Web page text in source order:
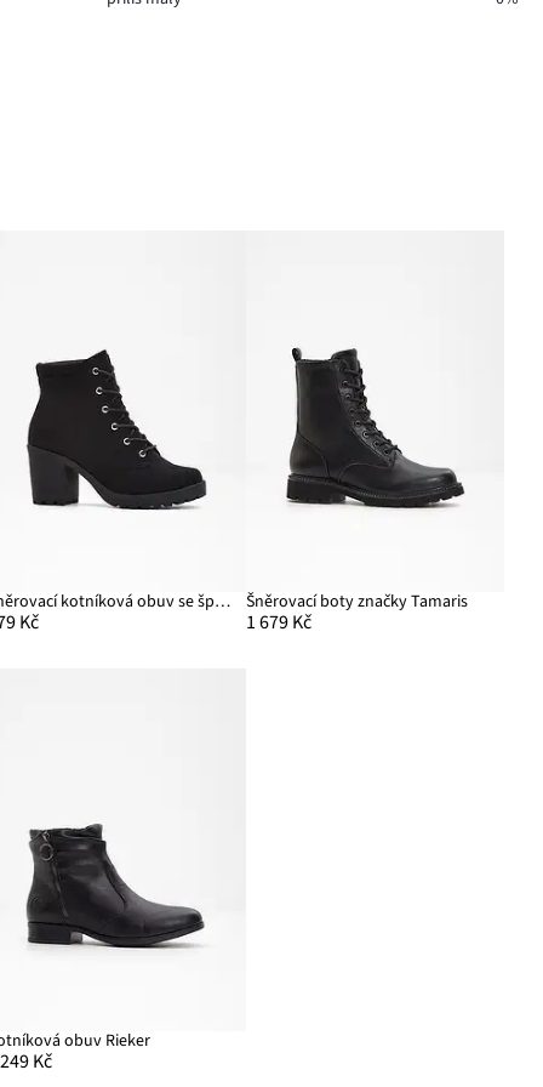
Šněrovací kotníková obuv se špalíkovým podpatkem
Kč
Šněrovací boty značky Tamaris
1 679 Kč
obuv Rieker
Kč